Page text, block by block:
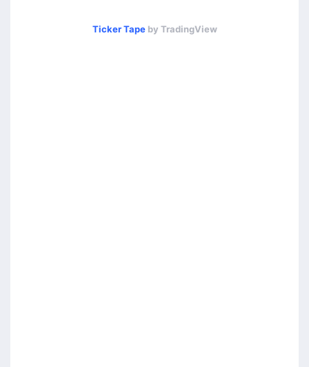
Ticker Tapeby TradingView